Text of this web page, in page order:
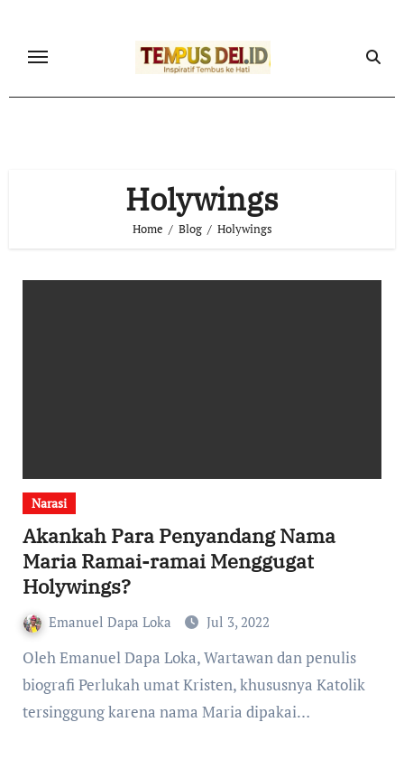
content
Holywings
Home Blog Holywings
Narasi
Akankah Para Penyandang Nama
Maria Ramai-ramai Menggugat
Holywings?
Emanuel Dapa Loka Jul 3, 2022
Oleh Emanuel Dapa Loka, Wartawan dan penulis
biografi Perlukah umat Kristen, khususnya Katolik
tersinggung karena nama Maria dipakai…